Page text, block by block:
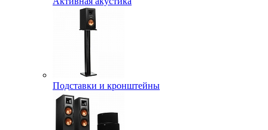
Подставки и кронштейны